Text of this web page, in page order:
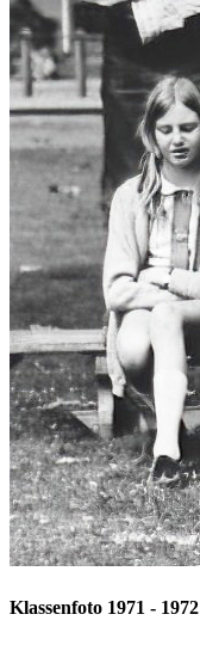
Klassenfoto 1971 - 1972